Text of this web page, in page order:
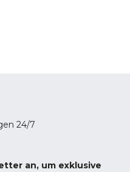
24/7
an, um exklusive